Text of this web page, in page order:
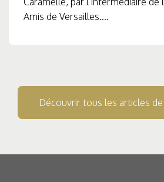
Amis de Versailles....
Découvrir tous les articles